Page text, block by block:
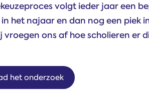
volgt ieder jaar een
het najaar en dan nog een piek
vroegen ons af hoe scholieren er
het onderzoek